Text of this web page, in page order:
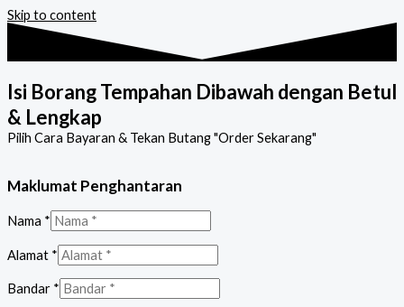
Skip to content
Isi Borang Tempahan Dibawah dengan Betul
& Lengkap
Pilih Cara Bayaran & Tekan Butang "Order Sekarang"
Maklumat Penghantaran
Nama *
Alamat *
Bandar *